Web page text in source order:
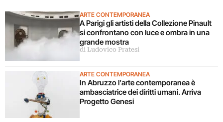
ARTE CONTEMPORANEA
A Parigi gli artisti della Collezione Pinault
si confrontano con luce e ombra in una
grande mostra
di Ludovico Pratesi
ARTE CONTEMPORANEA
In Abruzzo l’arte contemporanea è
ambasciatrice dei diritti umani. Arriva
Progetto Genesi